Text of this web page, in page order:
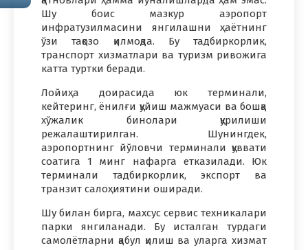
Шу боис мазкур аэропорт
инфратузилмасини янгилашни ҳаётнинг
ўзи тақозо қилмоқда. Бу тадбиркорлик,
транспорт хизматлари ва туризм ривожига
катта туртки беради.
Лойиҳа доирасида юк терминали,
кейтеринг, ёнилғи қуйиш мажмуаси ва бошқа
хўжалик бинолари қурилиши
режалаштирилган. Шунингдек,
аэропортнинг йўловчи терминали қуввати
соатига 1 минг нафарга етказилади. Юк
терминали тадбиркорлик, экспорт ва
транзит салоҳиятини оширади.
Шу билан бирга, махсус сервис техникалари
парки янгиланади. Бу исталган турдаги
самолётларни қабул қилиш ва уларга хизмат